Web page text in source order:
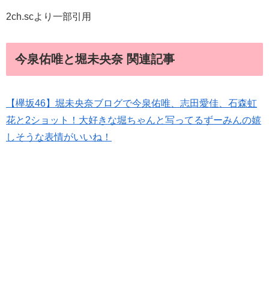
2ch.scより一部引用
今泉佑唯と堀未央奈 関連記事
【欅坂46】堀未央奈ブログで今泉佑唯、志田愛佳、石森虹
花と2ショット！大好きな堀ちゃんと写ってるずーみんの嬉
しそうな表情がいいね！